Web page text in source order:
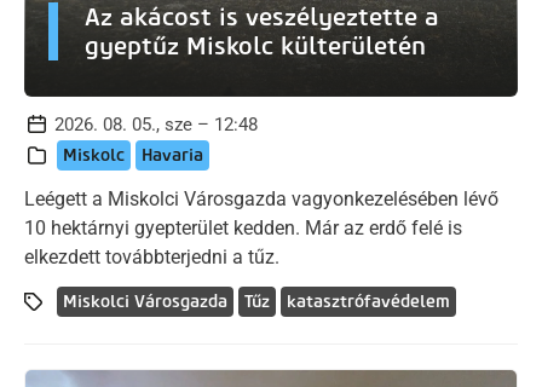
Az akácost is veszélyeztette a
gyeptűz Miskolc külterületén
2026. 08. 05., sze – 12:48
Miskolc Havaria
Leégett a Miskolci Városgazda vagyonkezelésében lévő
10 hektárnyi gyepterület kedden. Már az erdő felé is
elkezdett továbbterjedni a tűz.
Miskolci Városgazda Tűz katasztrófavédelem